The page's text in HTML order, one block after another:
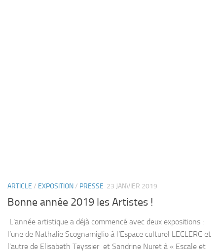
ARTICLE / EXPOSITION/ PRESSE 23 JANVIER 2019
Bonne année 2019 les Artistes !
L’année artistique a déjà commencé avec deux expositions :
l’une de Nathalie Scognamiglio à l’Espace culturel LECLERC et
l’autre de Elisabeth Teyssier et Sandrine Nuret à « Escale et